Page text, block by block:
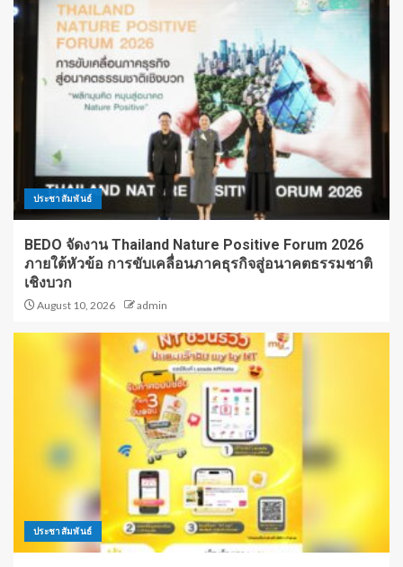
ประชาสัมพันธ์
BEDO จัดงาน Thailand Nature Positive Forum 2026
ภายใต้หัวข้อ การขับเคลื่อนภาคธุรกิจสู่อนาคตธรรมชาติ
เชิงบวก
August 10, 2026 admin
ประชาสัมพันธ์